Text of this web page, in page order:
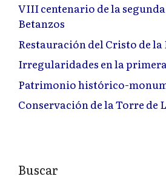
VIII centenario de la
Betanzos
Restauración del Cristo de la
Irregularidades en la
Patrimonio histórico-
Conservación de la Torre de
Buscar